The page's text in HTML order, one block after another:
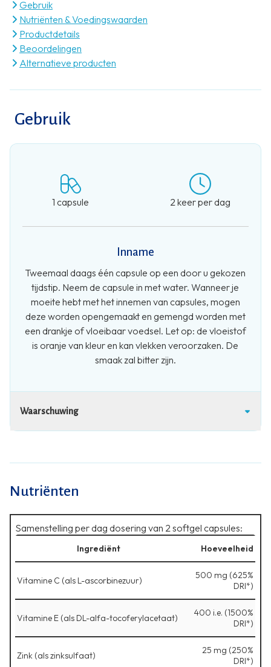
Gebruik
Nutriënten & Voedingswaarden
Productdetails
Beoordelingen
Alternatieve producten
Gebruik
1 capsule 2 keer per dag
Inname
Tweemaal daags één capsule op een door u gekozen
tijdstip. Neem de capsule in met water. Wanneer je
moeite hebt met het innemen van capsules, mogen
deze worden opengemaakt en gemengd worden met
een drankje of vloeibaar voedsel. Let op: de vloeistof
is oranje van kleur en kan vlekken veroorzaken. De
smaak zal bitter zijn.
Waarschuwing
Nutriënten
Samenstelling per dag dosering van 2 softgel capsules:
Ingrediënt Hoeveelheid
Vitamine C (als L-ascorbinezuur)
500 mg (625%
DRI*)
Vitamine E (als DL-alfa-tocoferylacetaat)
400 i.e. (1500%
DRI*)
Zink (als zinksulfaat)
25 mg (250%
DRI*)